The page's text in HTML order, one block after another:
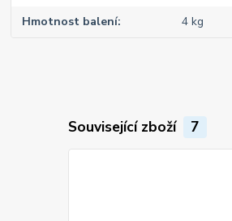
Hmotnost balení 4 kg
Související zboží 7